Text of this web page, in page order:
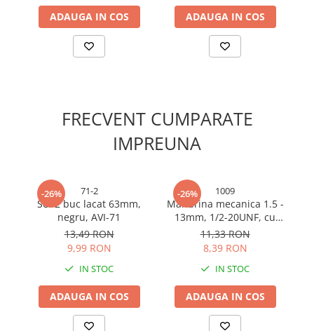
Becuri
Cabluri electrice si conductori
Cabluri si adaptoare
Lustre si pendule
Kit-uri Smart Home si senzori
Produse ingrijire incaltaminte si
accesorii
ADAUGA IN COS ADAUGA IN COS
FRECVENT CUMPARATE
IMPREUNA
-26% 71-2
Set 2 buc lacat 63mm,
negru, AVI-71
13,49 RON
9,99 RON
IN STOC
ADAUGA IN COS
-26% 1009
Mandrina mecanica 1.5 -
13mm, 1/2-20UNF, cu
cheie, pentru bormasina
AVI-1009
11,33 RON
8,39 RON
IN STOC
ADAUGA IN COS